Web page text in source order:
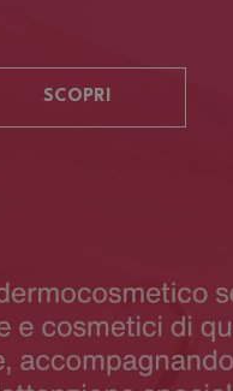
SCOPRI